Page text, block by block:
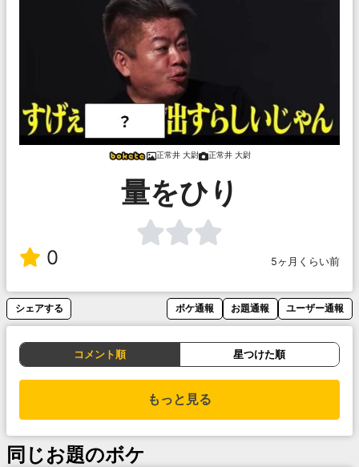
正常井 大尉 正常井 大尉
量をひり
0 5ヶ月くらい前
シェアする ボケ通報 お題通報 ユーザー通報
コメント順 星つけた順
もっと見る
同じお題のボケ